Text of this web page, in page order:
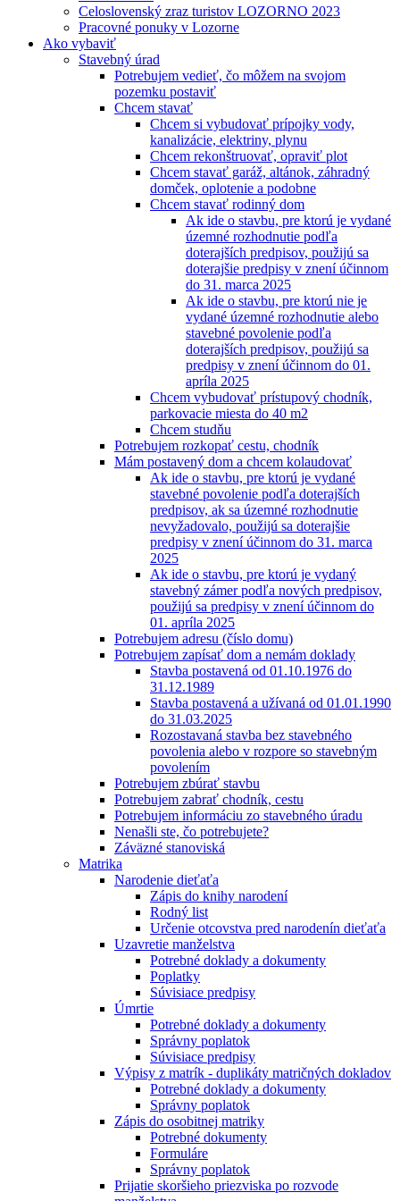
Celoslovenský zraz turistov LOZORNO 2023
Pracovné ponuky v Lozorne
Ako vybaviť
Stavebný úrad
Potrebujem vedieť, čo môžem na svojom
pozemku postaviť
Chcem stavať
Chcem si vybudovať prípojky vody,
kanalizácie, elektriny, plynu
Chcem rekonštruovať, opraviť plot
Chcem stavať garáž, altánok, záhradný
domček, oplotenie a podobne
Chcem stavať rodinný dom
Ak ide o stavbu, pre ktorú je vydané
územné rozhodnutie podľa
doterajších predpisov, použijú sa
doterajšie predpisy v znení účinnom
do 31. marca 2025
Ak ide o stavbu, pre ktorú nie je
vydané územné rozhodnutie alebo
stavebné povolenie podľa
doterajších predpisov, použijú sa
predpisy v znení účinnom do 01.
apríla 2025
Chcem vybudovať prístupový chodník,
parkovacie miesta do 40 m2
Chcem studňu
Potrebujem rozkopať cestu, chodník
Mám postavený dom a chcem kolaudovať
Ak ide o stavbu, pre ktorú je vydané
stavebné povolenie podľa doterajších
predpisov, ak sa územné rozhodnutie
nevyžadovalo, použijú sa doterajšie
predpisy v znení účinnom do 31. marca
2025
Ak ide o stavbu, pre ktorú je vydaný
stavebný zámer podľa nových predpisov,
použijú sa predpisy v znení účinnom do
01. apríla 2025
Potrebujem adresu (číslo domu)
Potrebujem zapísať dom a nemám doklady
Stavba postavená od 01.10.1976 do
31.12.1989
Stavba postavená a užívaná od 01.01.1990
do 31.03.2025
Rozostavaná stavba bez stavebného
povolenia alebo v rozpore so stavebným
povolením
Potrebujem zbúrať stavbu
Potrebujem zabrať chodník, cestu
Potrebujem informáciu zo stavebného úradu
Nenašli ste, čo potrebujete?
Záväzné stanoviská
Matrika
Narodenie dieťaťa
Zápis do knihy narodení
Rodný list
Určenie otcovstva pred narodenín dieťaťa
Uzavretie manželstva
Potrebné doklady a dokumenty
Poplatky
Súvisiace predpisy
Úmrtie
Potrebné doklady a dokumenty
Správny poplatok
Súvisiace predpisy
Výpisy z matrík - duplikáty matričných dokladov
Potrebné doklady a dokumenty
Správny poplatok
Zápis do osobitnej matriky
Potrebné dokumenty
Formuláre
Správny poplatok
Prijatie skoršieho priezviska po rozvode